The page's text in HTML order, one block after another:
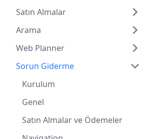
Satın Almalar
Arama
Web Planner
Sorun Giderme
Kurulum
Genel
Satın Almalar ve Ödemeler